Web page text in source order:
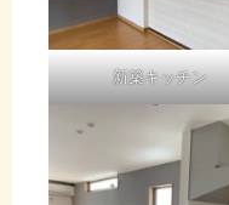
新築キッチン